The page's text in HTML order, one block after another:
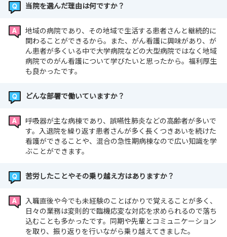
当院を選んだ理由は何ですか？
地域の病院であり、その地域で生活する患者さんと継続的に
関わることができるから。また、がん看護に興味があり、が
ん患者が多くいる中で大学病院などの大型病院ではなく地域
病院でのがん看護について学びたいと思ったから。福利厚生
も良かったです。
どんな部署で働いていますか？
呼吸器が主な病棟であり、誤嚥性肺炎などの高齢者が多いで
す。入退院を繰り返す患者さんが多く長くつきあいを続けた
看護ができることや、混合の急性期病棟なので広い知識を学
ぶことができます。
苦労したことやその乗り越え方はありますか？
入職直後や今でも未経験のことばかりで覚えることが多く、
日々の業務は変則的で臨機応変な対応を求められるので落ち
込むことも多かったです。同期や先輩とコミュニケーション
を取り、振り返りを行いながら乗り越えてきました。